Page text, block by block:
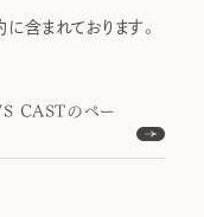
含まれております。
CASTのペー